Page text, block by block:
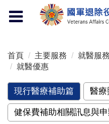
Toggle
navigation
首頁 主要服務 就醫服務
就醫優惠
現行醫療補助篇 醫療
健保費補助相關訊息與